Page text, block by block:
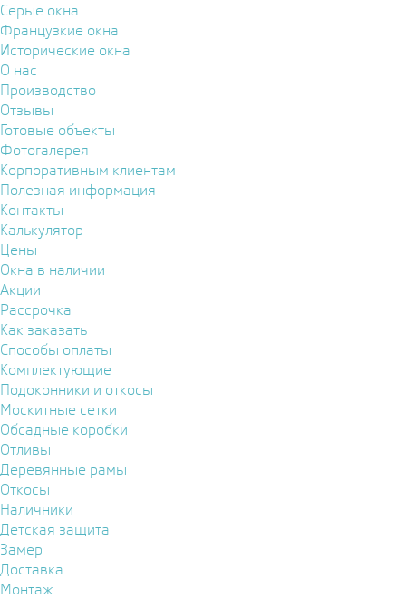
Серые окна
Французкие окна
Исторические окна
О нас
Производство
Отзывы
Готовые объекты
Фотогалерея
Корпоративным клиентам
Полезная информация
Контакты
Калькулятор
Цены
Окна в наличии
Акции
Рассрочка
Как заказать
Способы оплаты
Комплектующие
Подоконники и откосы
Москитные сетки
Обсадные коробки
Отливы
Деревянные рамы
Откосы
Наличники
Детская защита
Замер
Доставка
Монтаж